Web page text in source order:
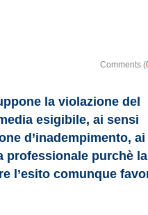
Comments (
la violazione del
esigibile, ai sensi
d’inadempimento,
professionale purchè la
l’esito comunque